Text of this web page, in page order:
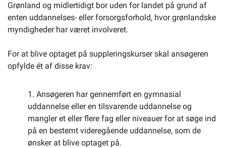
Grønland og midlertidigt bor uden for landet på grund af
enten uddannelses- eller forsorgsforhold, hvor grønlandske
myndigheder har været involveret.
For at blive optaget på suppleringskurser skal ansøgeren
opfylde ét af disse krav:
1. Ansøgeren har gennemført en gymnasial
uddannelse eller en tilsvarende uddannelse og
mangler et eller flere fag eller niveauer for at søge ind
på en bestemt videregående uddannelse, som de
ønsker at blive optaget på.